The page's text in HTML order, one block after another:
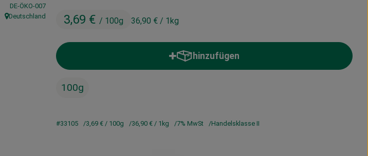
3,69 € / 100g 36,90 € / 1kg
, Kontrollstelle:
DE-ÖKO-007
, Herkunft:
Deutschland
hinzufügen
Produkt zum Warenkorb hinzufügen
100g
#33105 3,69 € / 100g 36,90 € / 1kg 7% MwSt Handelsklasse II